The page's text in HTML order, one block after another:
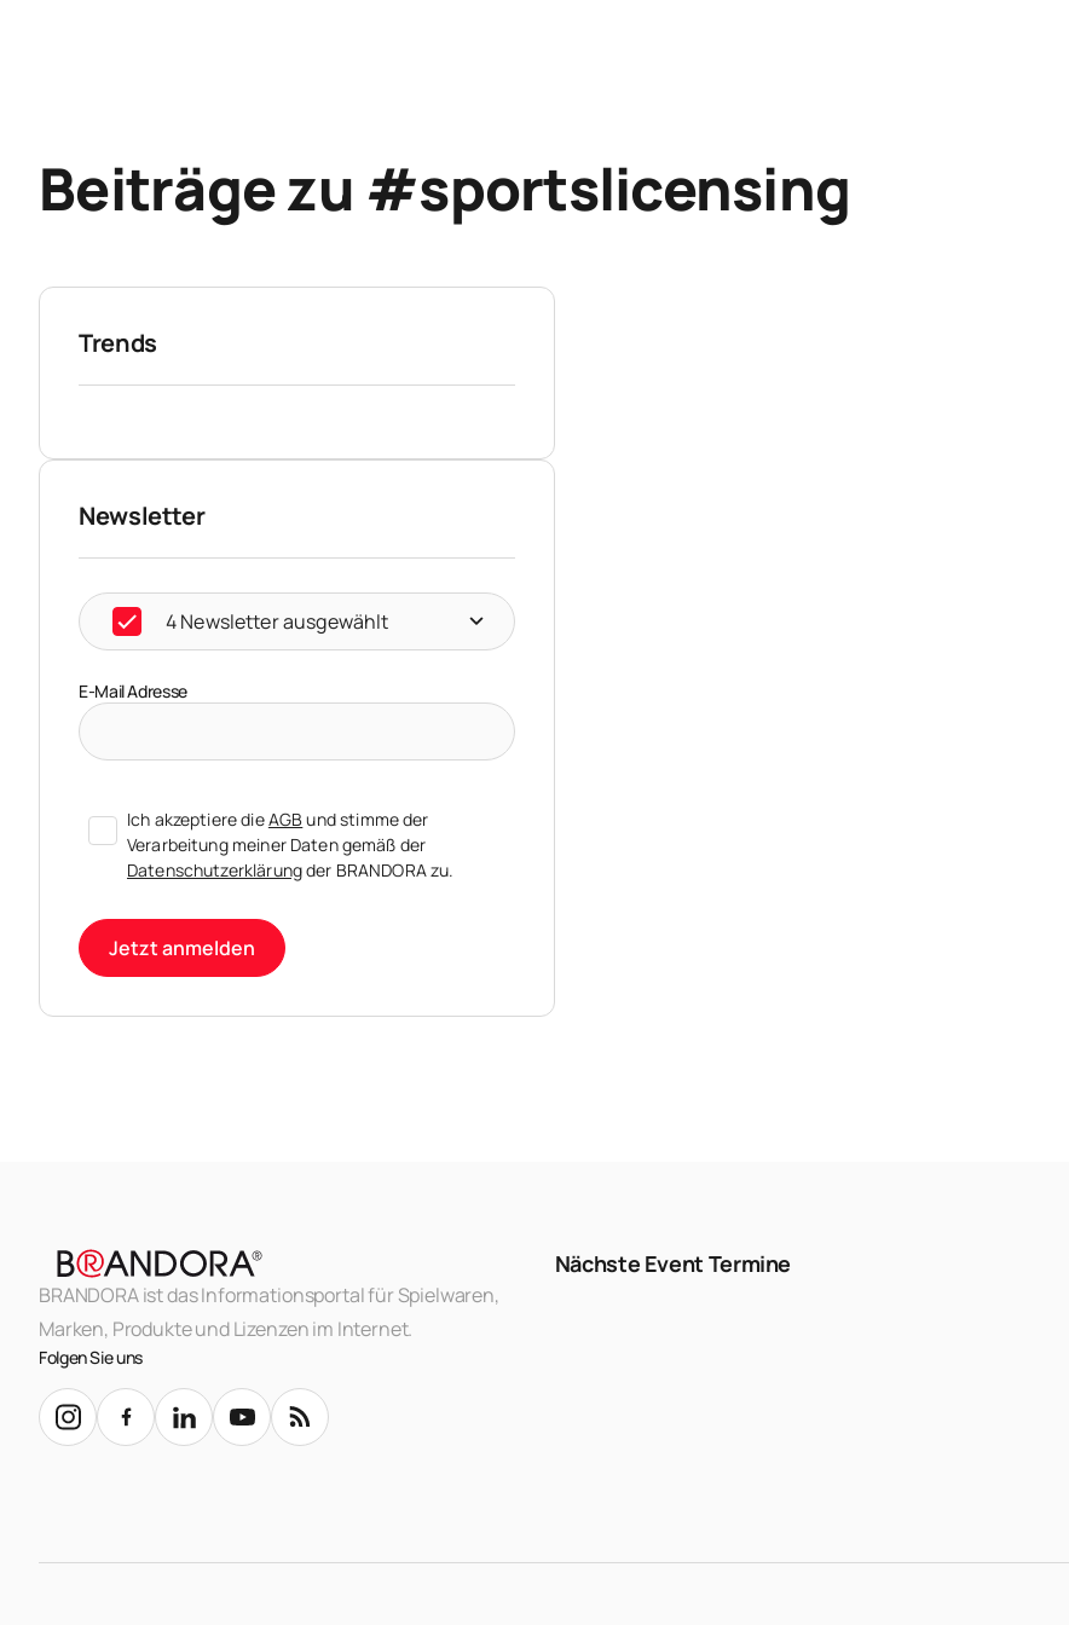
Beiträge zu #sportslicensing
Trends
Newsletter
4 Newsletter ausgewählt
E-Mail Adresse
Ich akzeptiere dieAGBund stimme der
Verarbeitung meiner Daten gemäß der
Datenschutzerklärungder BRANDORA zu.
Jetzt anmelden
BRANDORA ist das Informationsportal für Spielwaren,
Marken, Produkte und Lizenzen im Internet.
Folgen Sie uns
Nächste Event Termine